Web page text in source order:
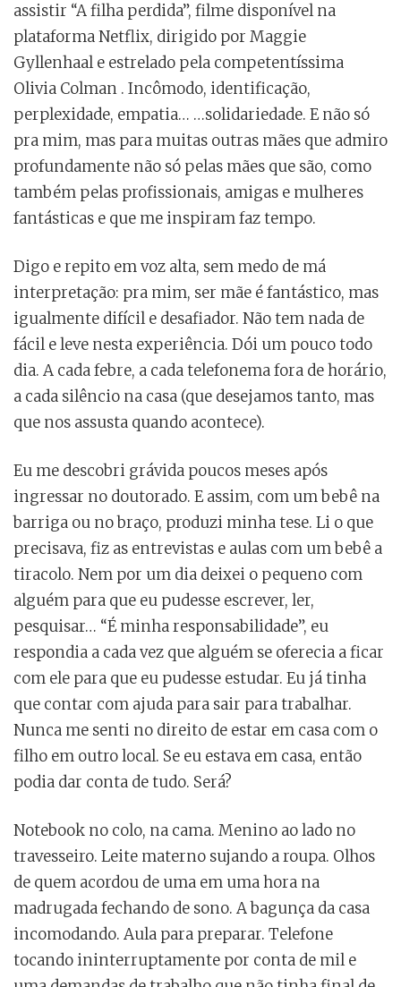
assistir “A filha perdida”, filme disponível na
plataforma Netflix, dirigido por Maggie
Gyllenhaal e estrelado pela competentíssima
Olivia Colman . Incômodo, identificação,
perplexidade, empatia… …solidariedade. E não só
pra mim, mas para muitas outras mães que admiro
profundamente não só pelas mães que são, como
também pelas profissionais, amigas e mulheres
fantásticas e que me inspiram faz tempo.
Digo e repito em voz alta, sem medo de má
interpretação: pra mim, ser mãe é fantástico, mas
igualmente difícil e desafiador. Não tem nada de
fácil e leve nesta experiência. Dói um pouco todo
dia. A cada febre, a cada telefonema fora de horário,
a cada silêncio na casa (que desejamos tanto, mas
que nos assusta quando acontece).
Eu me descobri grávida poucos meses após
ingressar no doutorado. E assim, com um bebê na
barriga ou no braço, produzi minha tese. Li o que
precisava, fiz as entrevistas e aulas com um bebê a
tiracolo. Nem por um dia deixei o pequeno com
alguém para que eu pudesse escrever, ler,
pesquisar… “É minha responsabilidade”, eu
respondia a cada vez que alguém se oferecia a ficar
com ele para que eu pudesse estudar. Eu já tinha
que contar com ajuda para sair para trabalhar.
Nunca me senti no direito de estar em casa com o
filho em outro local. Se eu estava em casa, então
podia dar conta de tudo. Será?
Notebook no colo, na cama. Menino ao lado no
travesseiro. Leite materno sujando a roupa. Olhos
de quem acordou de uma em uma hora na
madrugada fechando de sono. A bagunça da casa
incomodando. Aula para preparar. Telefone
tocando ininterruptamente por conta de mil e